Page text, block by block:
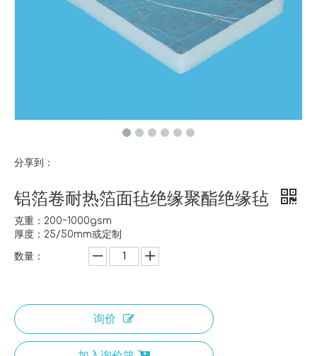
分享到：
铝箔卷耐热箔面毡绝缘聚酯绝缘毡
克重：200~1000gsm
厚度：25/50mm或定制
数量：
询价